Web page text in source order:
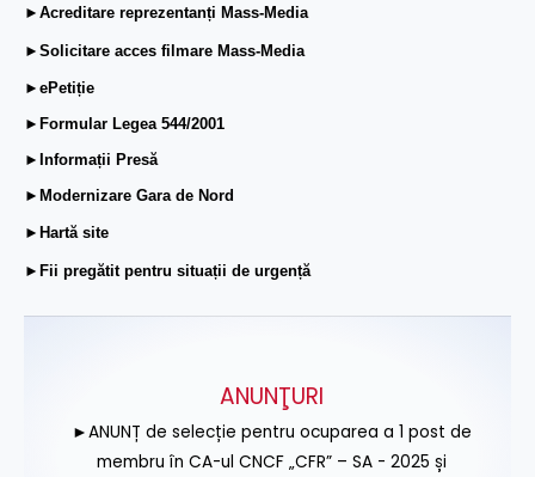
►Acreditare reprezentanți Mass-Media
►Solicitare acces filmare Mass-Media
►ePetiție
►Formular Legea 544/2001
►Informații Presă
►Modernizare Gara de Nord
►Hartă site
►Fii pregătit pentru situații de urgență
ANUNŢURI
►ANUNȚ de selecție pentru ocuparea a 1 post de
membru în CA-ul CNCF „CFR” – SA - 2025 și